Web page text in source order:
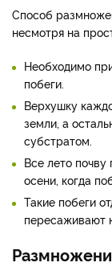
Способ
несмотря на
Необходимо
побеги.
Верхушку
земли, а
субстратом.
Все лето
осени, когда
Такие побеги
пересаживают